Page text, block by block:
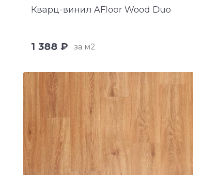
Кварц-винил AFloor Wood Duo
1 388 ₽ за м2